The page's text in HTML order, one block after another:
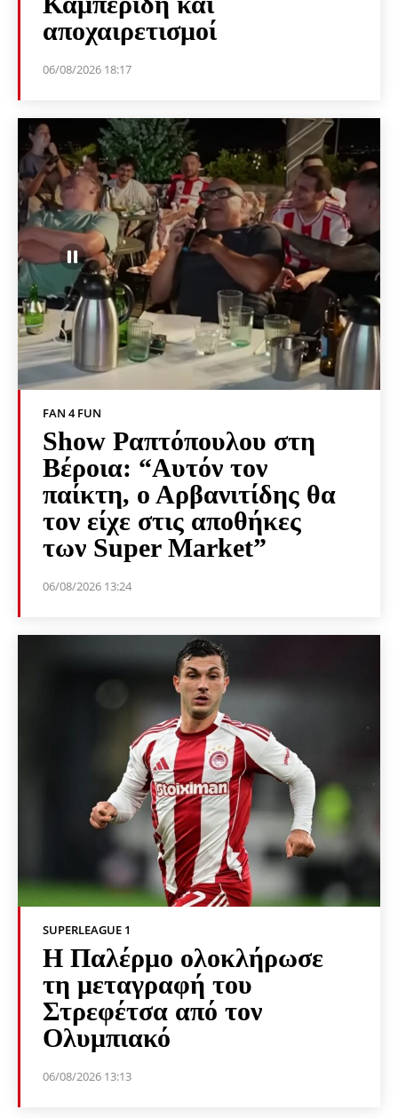
αποχαιρετισμοί
06/08/2026 18:17
FAN 4 FUN
Show Ραπτόπουλου στη
Βέροια: “Αυτόν τον
παίκτη, ο Αρβανιτίδης θα
τον είχε στις αποθήκες
των Super Market”
06/08/2026 13:24
SUPERLEAGUE 1
Η Παλέρμο ολοκλήρωσε
τη μεταγραφή του
Στρεφέτσα από τον
Ολυμπιακό
06/08/2026 13:13